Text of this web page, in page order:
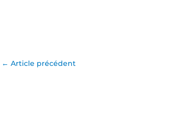
← Article précédent